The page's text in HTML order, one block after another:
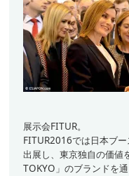
展示会FITUR。
FITUR2016では日本ブ
出展し、東京独自の価値
TOKYO」のブランドを